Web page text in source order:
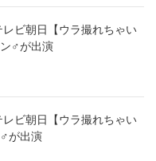
ビ朝日【ウラ撮れちゃい
♂が出演
ビ朝日【ウラ撮れちゃい
が出演